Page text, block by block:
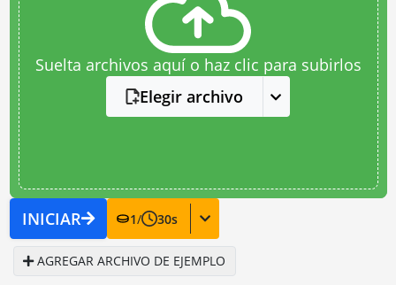
Suelta archivos aquí o haz clic para subirlos
Elegir archivo
INICIAR 1/ 30s
AGREGAR ARCHIVO DE EJEMPLO